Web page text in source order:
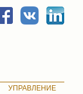
УПРАВЛЕНИЕ